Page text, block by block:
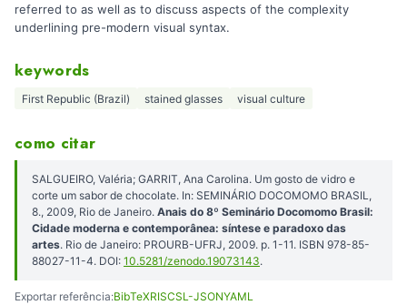
referred to as well as to discuss aspects of the complexity
underlining pre-modern visual syntax.
keywords
First Republic (Brazil) stained glasses visual culture
como citar
SALGUEIRO, Valéria; GARRIT, Ana Carolina. Um gosto de vidro e
corte um sabor de chocolate. In: SEMINÁRIO DOCOMOMO BRASIL,
8., 2009, Rio de Janeiro. Anais do 8º Seminário Docomomo Brasil:
Cidade moderna e contemporânea: síntese e paradoxo das
artes. Rio de Janeiro: PROURB-UFRJ, 2009. p. 1-11. ISBN 978-85-
88027-11-4. DOI: 10.5281/zenodo.19073143.
Exportar referência:BibTeXRISCSL-JSONYAML